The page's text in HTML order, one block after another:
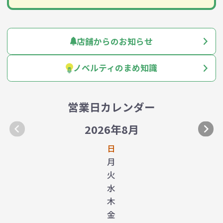
店舗からのお知らせ
ノベルティのまめ知識
営業日カレンダー
2026年8月
日
月
火
水
木
金